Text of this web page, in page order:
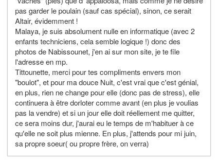
pas garder le poulain (sauf cas spécial), sinon, ce serait
Altair, évidemment !
Malaya, je suis absolument nulle en informatique (avec 2
enfants techniciens, cela semble logique !) donc des
photos de Nabissounet, j'en ai sur mon site, je te file
l'adresse en mp.
Tittounette, merci pour tes compliments envers mon
"boulot", et pour ma douce Nuit, c'est vrai que c'est génial,
en plus, rien ne change pour elle (donc pas de stress), elle
continuera à être dorloter comme avant (en plus je voulias
pas la vendre) et si un jour elle doit réellement me quitter,
ce sera moins dur, j'aurai eu le temps de m'habituer à ce
qu'elle ne soit plus mienne. En plus, j'attends pour mi juin,
sa propre soeur( ou propre frère, on verra)